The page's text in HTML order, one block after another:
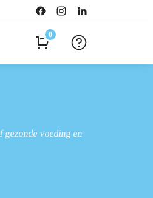
0
gezonde voeding en